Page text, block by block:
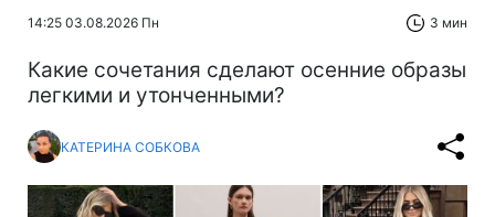
14:25 03.08.2026 Пн 3 мин
Какие сочетания сделают осенние образы
легкими и утонченными?
КАТЕРИНА СОБКОВА